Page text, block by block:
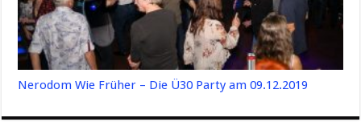
Nerodom Wie Früher – Die Ü30 Party am 09.12.2019